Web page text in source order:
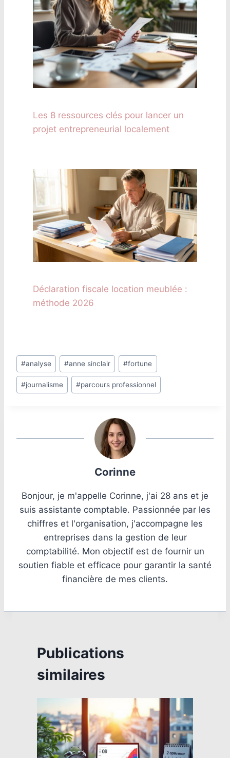
Les 8 ressources clés pour lancer un
projet entrepreneurial localement
Déclaration fiscale location meublée :
méthode 2026
Étiquettes
de
la
#analyse #anne sinclair #fortune
#journalisme #parcours professionnel
Corinne
Bonjour, je m'appelle Corinne, j'ai 28 ans et je
suis assistante comptable. Passionnée par les
chiffres et l'organisation, j'accompagne les
entreprises dans la gestion de leur
comptabilité. Mon objectif est de fournir un
soutien fiable et efficace pour garantir la santé
financière de mes clients.
Publications
similaires